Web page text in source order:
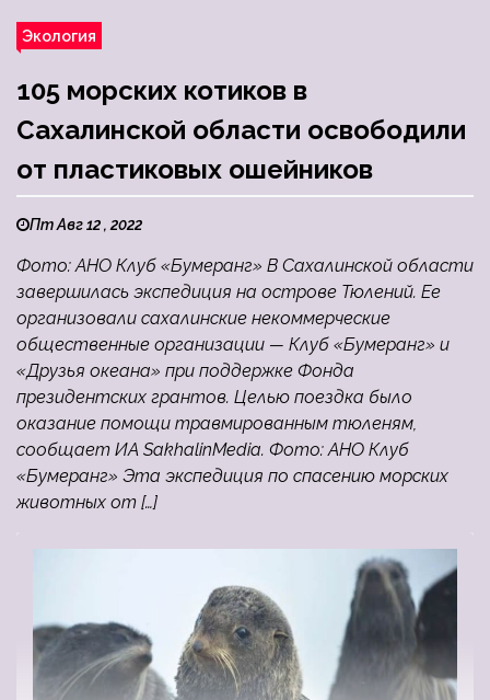
Экология
105 морских котиков в
Сахалинской области освободили
от пластиковых ошейников
Пт Авг 12 , 2022
Фото: АНО Клуб «Бумеранг» В Сахалинской области
завершилась экспедиция на острове Тюлений. Ее
организовали сахалинские некоммерческие
общественные организации — Клуб «Бумеранг» и
«Друзья океана» при поддержке Фонда
президентских грантов. Целью поездка было
оказание помощи травмированным тюленям,
сообщает ИА SakhalinMedia. Фото: АНО Клуб
«Бумеранг» Эта экспедиция по спасению морских
животных от […]